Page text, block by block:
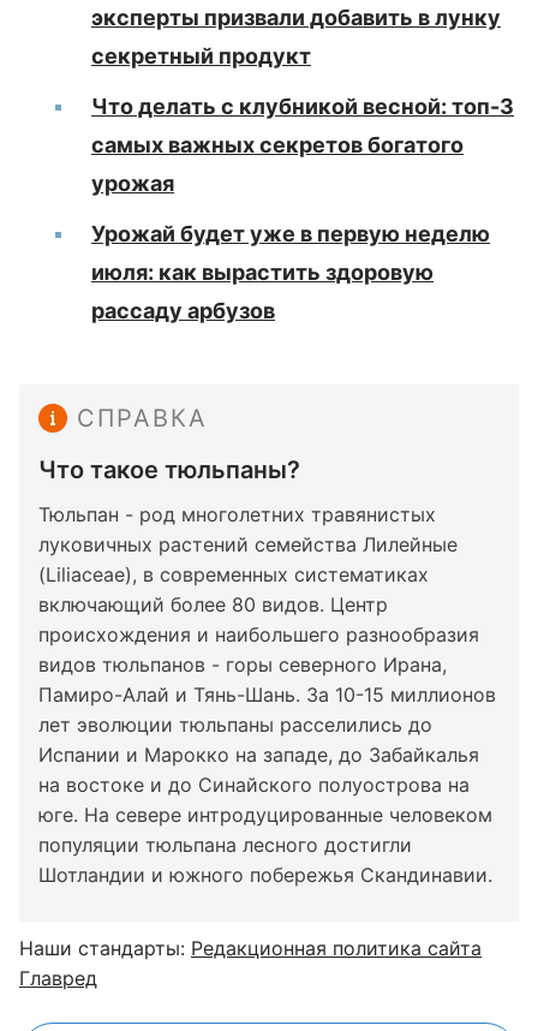
эксперты призвали добавить в лунку
секретный продукт
Что делать с клубникой весной: топ-3
самых важных секретов богатого
урожая
Урожай будет уже в первую неделю
июля: как вырастить здоровую
рассаду арбузов
СПРАВКА
Что такое тюльпаны?
Тюльпан - род многолетних травянистых
луковичных растений семейства Лилейные
(Liliaceae), в современных систематиках
включающий более 80 видов. Центр
происхождения и наибольшего разнообразия
видов тюльпанов - горы северного Ирана,
Памиро-Алай и Тянь-Шань. За 10-15 миллионов
лет эволюции тюльпаны расселились до
Испании и Марокко на западе, до Забайкалья
на востоке и до Синайского полуострова на
юге. На севере интродуцированные человеком
популяции тюльпана лесного достигли
Шотландии и южного побережья Скандинавии.
Наши стандарты: Редакционная политика сайта
Главред